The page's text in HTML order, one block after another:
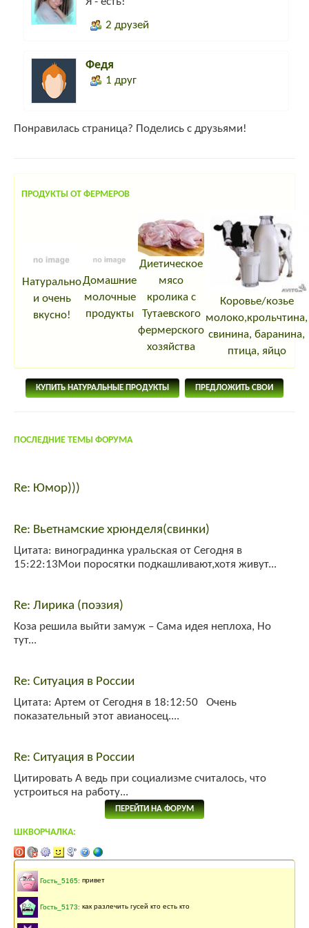
2 друзей
Федя
1 друг
Понравилась страница? Поделись с друзьями!
ПРОДУКТЫ ОТ ФЕРМЕРОВ
Натурально
и очень
вкусно!
Домашние
молочные
продукты
Диетическое
мясо
кролика с
Тутаевского
фермерского
хозяйства
Коровье/козье
молоко,крольчтина,
свинина, баранина,
птица, яйцо
КУПИТЬ НАТУРАЛЬНЫЕ ПРОДУКТЫ ПРЕДЛОЖИТЬ СВОИ
ПОСЛЕДНИЕ ТЕМЫ ФОРУМА
Re: Юмор)))
Re: Вьетнамские хрюнделя(свинки)
Цитата: виноградинка уральская от Сегодня в
15:22:13Мои поросятки подкашливают,хотя живут...
Re: Лирика (поэзия)
Коза решила выйти замуж – Сама идея неплоха, Но
тут...
Re: Ситуация в России
Цитата: Артем от Сегодня в 18:12:50 Очень
показательный этот авианосец....
Re: Ситуация в России
Цитировать А ведь при социализме считалось, что
устроиться на работу...
ПЕРЕЙТИ НА ФОРУМ
ШКВОРЧАЛКА:
Гость_5165: привет
Гость_5173: как разлечить гусей кто есть кто